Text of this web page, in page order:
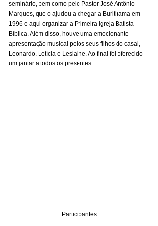
seminário, bem como pelo Pastor José Antônio
Marques, que o ajudou a chegar a Buritirama em
1996 e aqui organizar a Primeira Igreja Batista
Bíblica. Além disso, houve uma emocionante
apresentação musical pelos seus filhos do casal,
Leonardo, Letícia e Leslaine. Ao final foi oferecido
um jantar a todos os presentes.
Participantes